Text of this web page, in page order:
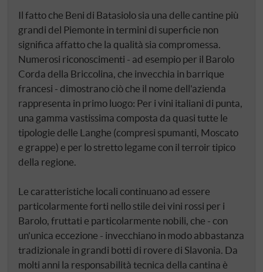
Il fatto che Beni di Batasiolo sia una delle cantine più
grandi del Piemonte in termini di superficie non
significa affatto che la qualità sia compromessa.
Numerosi riconoscimenti - ad esempio per il Barolo
Corda della Briccolina, che invecchia in barrique
francesi - dimostrano ciò che il nome dell'azienda
rappresenta in primo luogo: Per i vini italiani di punta,
una gamma vastissima composta da quasi tutte le
tipologie delle Langhe (compresi spumanti, Moscato
e grappe) e per lo stretto legame con il terroir tipico
della regione.
Le caratteristiche locali continuano ad essere
particolarmente forti nello stile dei vini rossi per i
Barolo, fruttati e particolarmente nobili, che - con
un'unica eccezione - invecchiano in modo abbastanza
tradizionale in grandi botti di rovere di Slavonia. Da
molti anni la responsabilità tecnica della cantina è